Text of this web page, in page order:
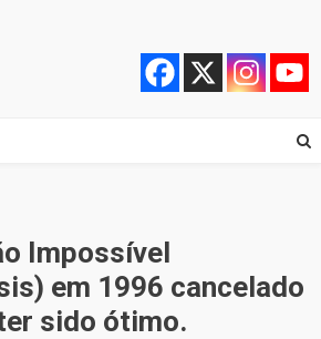
o Controle
Impossível
em 1996 cancelado
sido ótimo.